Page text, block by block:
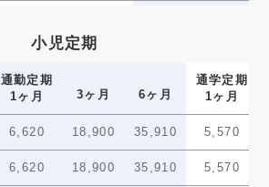
(100)
21,600
200
(100)
100
(50)
7,560 21,600
150
80
5,670 16,200
小児定期
通勤定期
1ヶ月
3ヶ月 6ヶ月
通学定期
1ヶ月
6,620 18,900 35,910 5,570
6,620 18,900 35,910 5,570